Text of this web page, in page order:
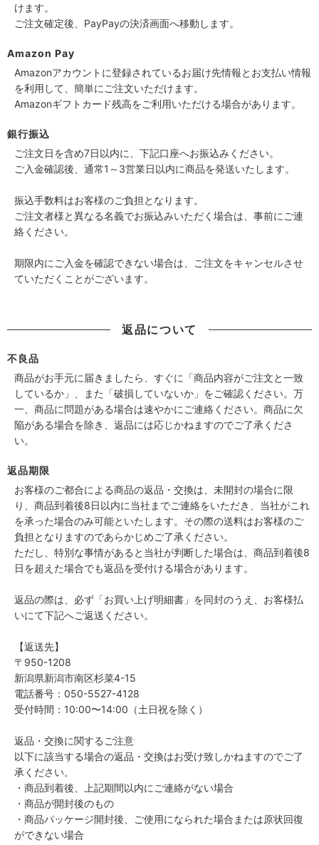
けます。
ご注文確定後、PayPayの決済画面へ移動します。
Amazon Pay
Amazonアカウントに登録されているお届け先情報とお支払い情報
を利用して、簡単にご注文いただけます。
Amazonギフトカード残高をご利用いただける場合があります。
銀行振込
ご注文日を含め7日以内に、下記口座へお振込みください。
ご入金確認後、通常1～3営業日以内に商品を発送いたします。
振込手数料はお客様のご負担となります。
ご注文者様と異なる名義でお振込みいただく場合は、事前にご連
絡ください。
期限内にご入金を確認できない場合は、ご注文をキャンセルさせ
ていただくことがございます。
返品について
不良品
商品がお手元に届きましたら、すぐに「商品内容がご注文と一致
しているか」、また「破損していないか」をご確認ください。万
一、商品に問題がある場合は速やかにご連絡ください。商品に欠
陥がある場合を除き、返品には応じかねますのでご了承くださ
い。
返品期限
お客様のご都合による商品の返品・交換は、未開封の場合に限
り、商品到着後8日以内に当社までご連絡をいただき、当社がこれ
を承った場合のみ可能といたします。その際の送料はお客様のご
負担となりますのであらかじめご了承ください。
ただし、特別な事情があると当社が判断した場合は、商品到着後8
日を超えた場合でも返品を受付ける場合があります。
返品の際は、必ず「お買い上げ明細書」を同封のうえ、お客様払
いにて下記へご返送ください。
【返送先】
〒950-1208
新潟県新潟市南区杉菜4-15
電話番号：050-5527-4128
受付時間：10:00〜14:00（土日祝を除く）
返品・交換に関するご注意
以下に該当する場合の返品・交換はお受け致しかねますのでご了
承ください。
・商品到着後、上記期間以内にご連絡がない場合
・商品が開封後のもの
・商品パッケージ開封後、ご使用になられた場合または原状回復
ができない場合